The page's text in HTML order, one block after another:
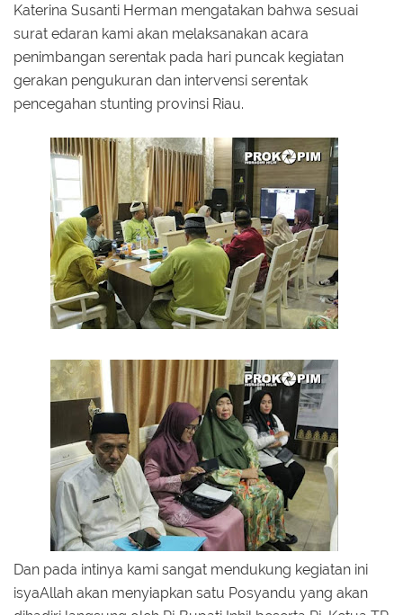
Katerina Susanti Herman mengatakan bahwa sesuai
surat edaran kami akan melaksanakan acara
penimbangan serentak pada hari puncak kegiatan
gerakan pengukuran dan intervensi serentak
pencegahan stunting provinsi Riau.
Dan pada intinya kami sangat mendukung kegiatan ini
isyaAllah akan menyiapkan satu Posyandu yang akan